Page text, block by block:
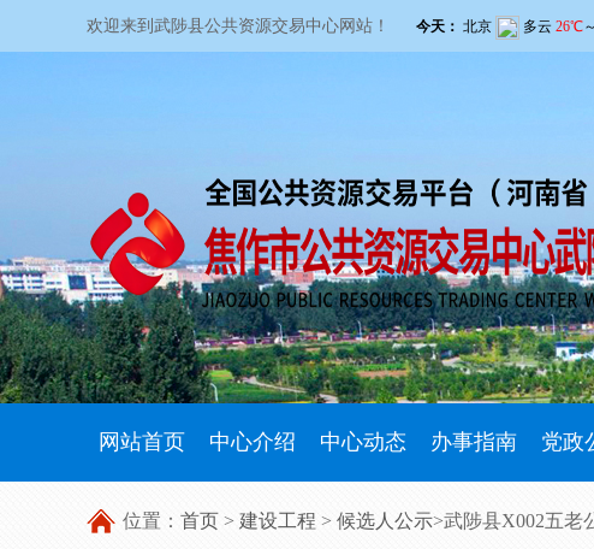
欢迎来到武陟县公共资源交易中心网站！
网站首页 中心介绍 中心动态 办事指南 党政
位置： 首页 > 建设工程 > 候选人公示>武陟县X002五老